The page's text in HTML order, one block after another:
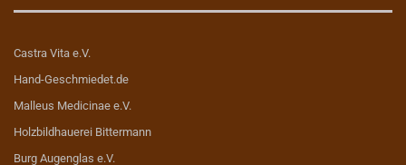
Castra Vita e.V.
Hand-Geschmiedet.de
Malleus Medicinae e.V.
Holzbildhauerei Bittermann
Burg Augenglas e.V.